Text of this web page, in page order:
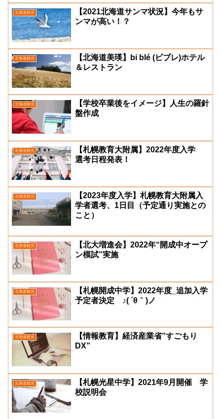
北海道観光
【2021北海道サンマ状況】今年もサ
ンマが高い！？
北海道観光
【北海道美瑛】bi blé (ビブレ)ホテル
＆レストラン
北海道観光
【学校卒業後をイメージ】人生の羅針
盤作成
北海道観光
【札幌教育大附属】2022年度入学
選考日程発表！
北海道観光
【2023年度入学】札幌教育大附属入
学者選考、1日目（予定通り実施との
こと）
北海道観光
【北大増進会】2022年“開成中オープ
ン模試”実施
北海道観光
【札幌開成中学】2022年度_追加入学
予定者決定 ♪( ´θ｀)ノ
北海道観光
【情報教育】経済産業省”すごもり
DX”
北海道観光
【札幌光星中学】2021年9月開催 学
校説明会